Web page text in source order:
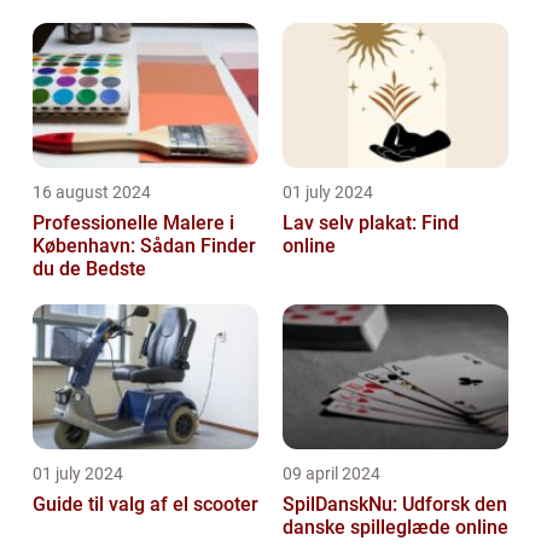
16 august 2024
Professionelle Malere i
København: Sådan Finder
du de Bedste
01 july 2024
Lav selv plakat: Find
online
01 july 2024
Guide til valg af el scooter
09 april 2024
SpilDanskNu: Udforsk den
danske spilleglæde online